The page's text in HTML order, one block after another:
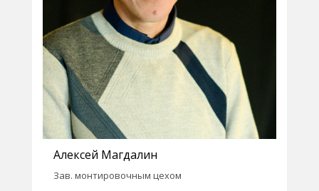
Алексей Магдалин
Зав. монтировочным цехом